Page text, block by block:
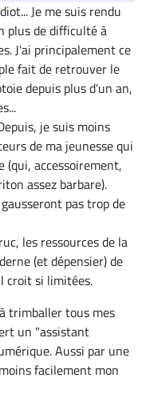
Je me suis rendu
plus de difficulté à
J'ai principalement ce
fait de retrouver le
depuis plus d'un an,
je suis moins
de ma jeunesse qui
(qui, accessoirement,
assez barbare).
pas trop de
les ressources de la
(et dépensier) de
croit si limitées.
trimballer tous mes
un "assistant
Aussi par une
facilement mon